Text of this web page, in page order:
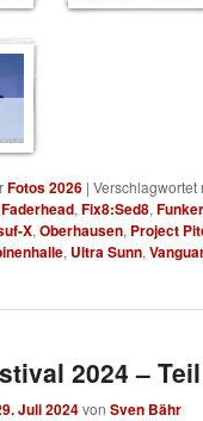
Fotos 2026 |Verschlagwortet
Faderhead,Fix8:Sed8,
X,Oberhausen, Project
, Ultra Sunn,
2024 – Teil
Juli 2024vonSven Bähr